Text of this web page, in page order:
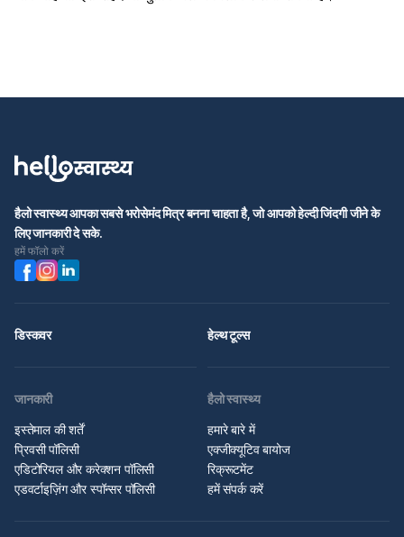
हैलो स्वास्थ्य आपका सबसे भरोसेमंद मित्र बनना चाहता है, जो आपको हेल्दी जिंदगी जीने के
लिए जानकारी दे सके.
हमें फॉलो करें
डिस्कवर हेल्थ टूल्स
जानकारी
इस्तेमाल की शर्तें
प्रिवसी पॉलिसी
एडिटोरियल और करेक्शन पॉलिसी
एडवर्टाइज़िंग और स्पॉन्सर पॉलिसी
हैलो स्वास्थ्य
हमारे बारे में
एक्जीक्यूटिव बायोज
रिक्रूटमेंट
हमें संपर्क करें